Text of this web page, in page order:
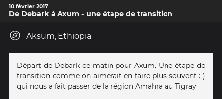
10 février 2017
De Debark à Axum - une étape de transition
Aksum, Ethiopia
Départ de Debark ce matin pour Axum. Une étape de
transition comme on aimerait en faire plus souvent :-)
qui nous a fait passer de la région Amahra au Tigray